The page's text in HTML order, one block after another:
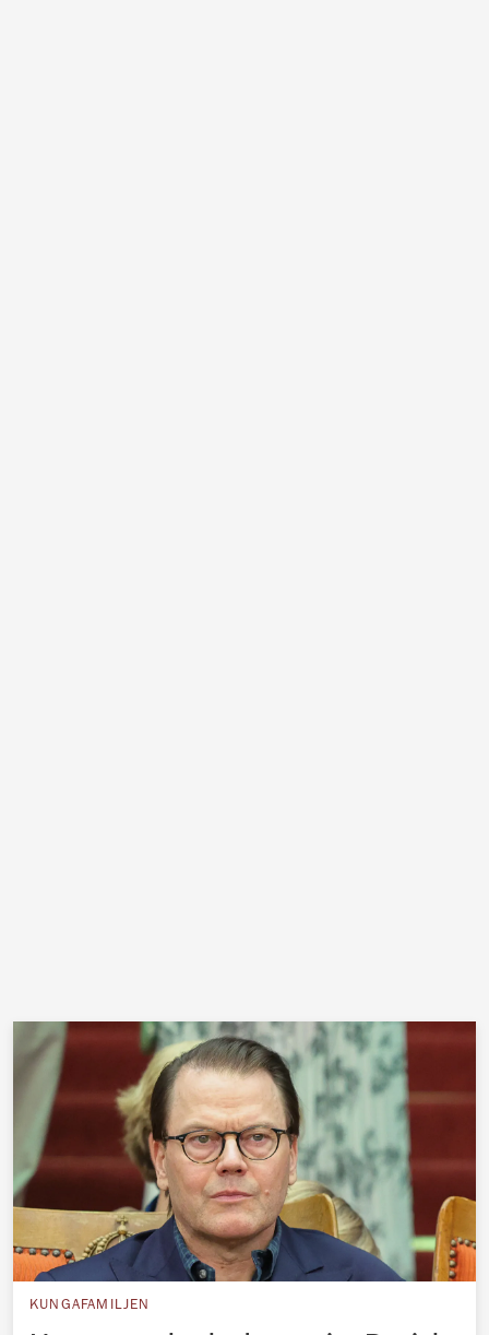
KUNGAFAMILJEN